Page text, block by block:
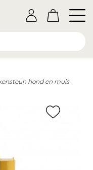
hond en muis